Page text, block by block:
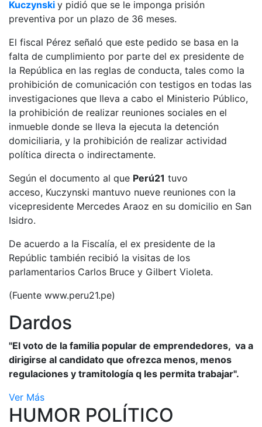
Kuczynski y pidió que se le imponga prisión
preventiva por un plazo de 36 meses.
El fiscal Pérez señaló que este pedido se basa en la
falta de cumplimiento por parte del ex presidente de
la República en las reglas de conducta, tales como la
prohibición de comunicación con testigos en todas las
investigaciones que lleva a cabo el Ministerio Público,
la prohibición de realizar reuniones sociales en el
inmueble donde se lleva la ejecuta la detención
domiciliaria, y la prohibición de realizar actividad
política directa o indirectamente.
Según el documento al que Perú21 tuvo
acceso, Kuczynski mantuvo nueve reuniones con la
vicepresidente Mercedes Araoz en su domicilio en San
Isidro.
De acuerdo a la Fiscalía, el ex presidente de la
Repúblic también recibió la visitas de los
parlamentarios Carlos Bruce y Gilbert Violeta.
(Fuente www.peru21.pe)
Dardos
"El voto de la familia popular de emprendedores, va a
dirigirse al candidato que ofrezca menos, menos
regulaciones y tramitología q les permita trabajar".
Ver Más
HUMOR POLÍTICO